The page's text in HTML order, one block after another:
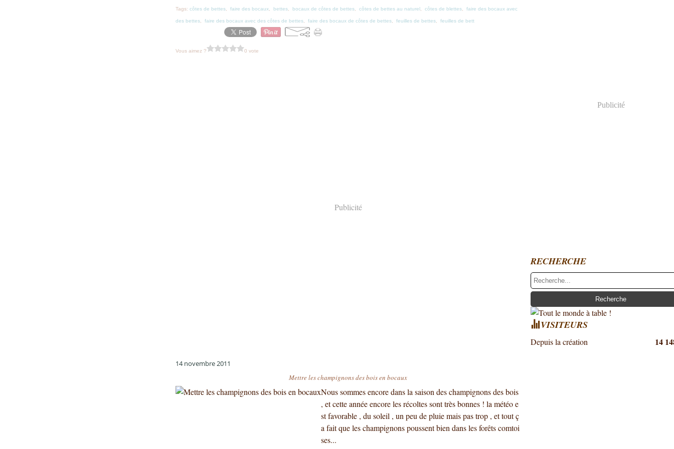
Tags: côtes de bettes faire des bocaux bettes bocaux de côtes de bettes côtes de bettes au naturel côtes de blettes faire des bocaux avec
des bettes faire des bocaux avec des côtes de bettes faire des bocaux de côtes de bettes feuilles de bettes feuilles de bett
Vous aimez ? 0 vote
Publicité
14 novembre 2011
Mettre les champignons des bois en bocaux
Nous sommes encore dans la saison des champignons des bois
, et cette année encore les récoltes sont très bonnes ! la météo e
st favorable , du soleil , un peu de pluie mais pas trop , et tout ç
a fait que les champignons poussent bien dans les forêts comtoi
ses...
Publicité
RECHERCHE
VISITEURS
Depuis la création 14